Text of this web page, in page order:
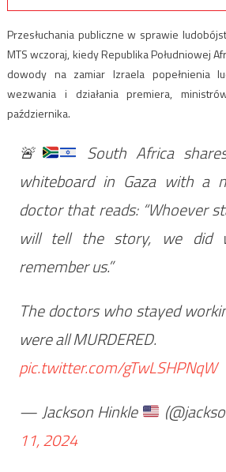
Przesłuchania publiczne w sprawie
MTS wczoraj, kiedy Republika Południowej
dowody na zamiar Izraela popełnienia
wezwania i działania premiera,
października.
🚨
South Africa
whiteboard in Gaza with a
doctor that reads: “Whoever
will tell the story, we did
remember us.”
The doctors who stayed
were all MURDERED.
pic.twitter.com/gTwLSHPNqW
— Jackson Hinkle
11, 2024